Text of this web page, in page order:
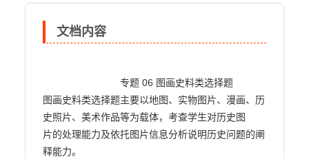
文档内容